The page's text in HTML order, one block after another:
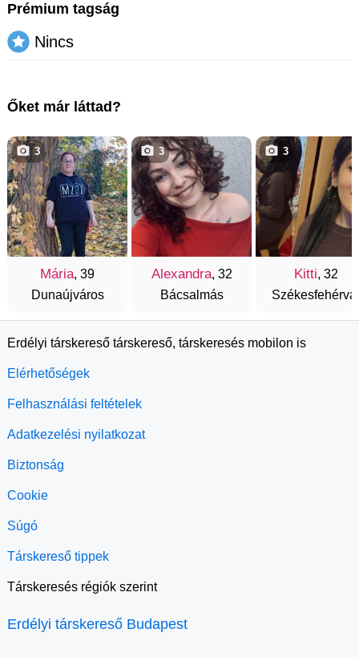
Prémium tagság
Nincs
Őket már láttad?
Mária, 39
Dunaújváros
3
Alexandra, 32
Bácsalmás
3
Kitti, 32
3
Erdélyi társkereső társkereső, társkeresés mobilon is
Elérhetőségek
Felhasználási feltételek
Adatkezelési nyilatkozat
Biztonság
Cookie
Súgó
Társkereső tippek
Társkeresés régiók szerint
Erdélyi társkereső Budapest